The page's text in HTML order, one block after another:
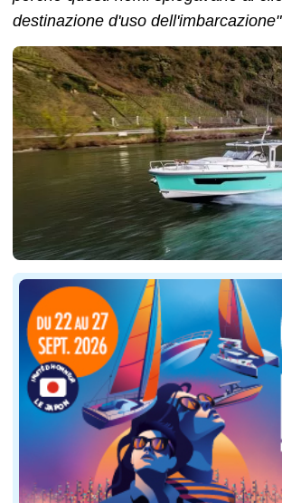
destinazione d'uso dell'imbarcazione"